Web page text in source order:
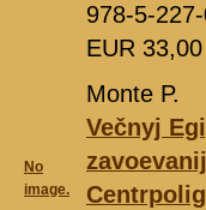
978-5-
EUR
No
image.
Monte P.
Večnyj